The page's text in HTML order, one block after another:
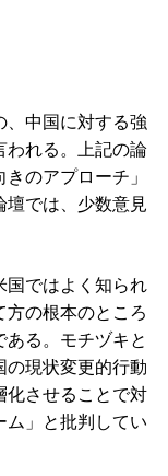
中国に対する強
われる。上記の論
のアプローチ」
壇では、少数意見
ではよく知られ
方の根本のところ
る。モチヅキと
の現状変更的行動
化させることで対
ム」と批判してい